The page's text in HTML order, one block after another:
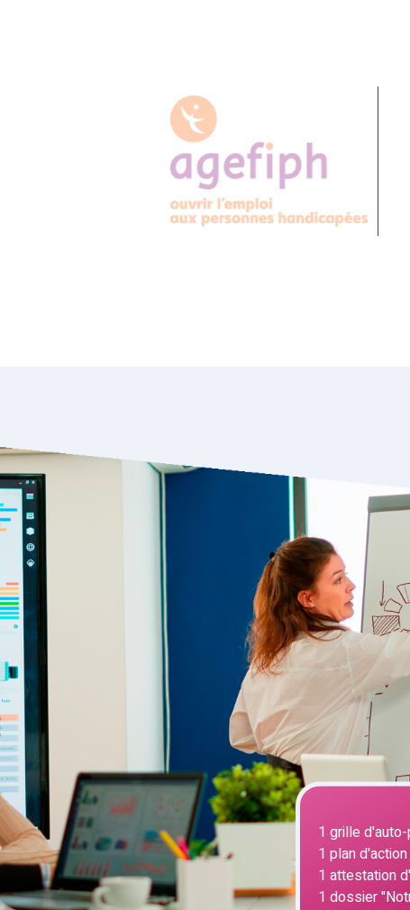
1 grille
1 plan
1 attestation
1 dossier